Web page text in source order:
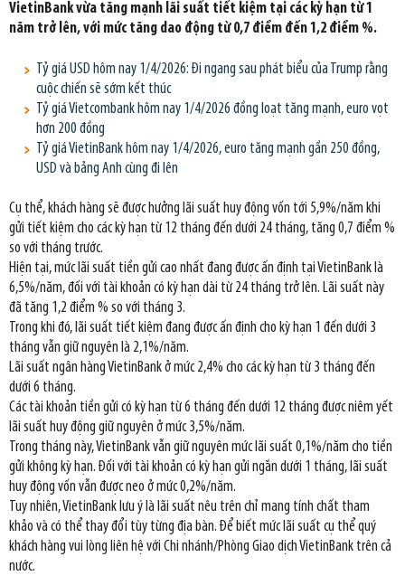
VietinBank vừa tăng mạnh lãi suất tiết kiệm tại các kỳ hạn từ 1
năm trở lên, với mức tăng dao động từ 0,7 điểm đến 1,2 điểm %.
Tỷ giá USD hôm nay 1/4/2026: Đi ngang sau phát biểu của Trump rằng
cuộc chiến sẽ sớm kết thúc
Tỷ giá Vietcombank hôm nay 1/4/2026 đồng loạt tăng mạnh, euro vọt
hơn 200 đồng
Tỷ giá VietinBank hôm nay 1/4/2026, euro tăng mạnh gần 250 đồng,
USD và bảng Anh cùng đi lên
Cụ thể, khách hàng sẽ được hưởng lãi suất huy động vốn tới 5,9%/năm khi
gửi tiết kiệm cho các kỳ hạn từ 12 tháng đến dưới 24 tháng, tăng 0,7 điểm %
so với tháng trước.
Hiện tại, mức lãi suất tiền gửi cao nhất đang được ấn định tại VietinBank là
6,5%/năm, đối với tài khoản có kỳ hạn dài từ 24 tháng trở lên. Lãi suất này
đã tăng 1,2 điểm % so với tháng 3.
Trong khi đó, lãi suất tiết kiệm đang được ấn định cho kỳ hạn 1 đến dưới 3
tháng vẫn giữ nguyên là 2,1%/năm.
Lãi suất ngân hàng VietinBank ở mức 2,4% cho các kỳ hạn từ 3 tháng đến
dưới 6 tháng.
Các tài khoản tiền gửi có kỳ hạn từ 6 tháng đến dưới 12 tháng được niêm yết
lãi suất huy động giữ nguyên ở mức 3,5%/năm.
Trong tháng này, VietinBank vẫn giữ nguyên mức lãi suất 0,1%/năm cho tiền
gửi không kỳ hạn. Đối với tài khoản có kỳ hạn gửi ngắn dưới 1 tháng, lãi suất
huy động vốn vẫn được neo ở mức 0,2%/năm.
Tuy nhiên, VietinBank lưu ý là lãi suất nêu trên chỉ mang tính chất tham
khảo và có thể thay đổi tùy từng địa bàn. Để biết mức lãi suất cụ thể quý
khách hàng vui lòng liên hệ với Chi nhánh/Phòng Giao dịch VietinBank trên cả
nước.